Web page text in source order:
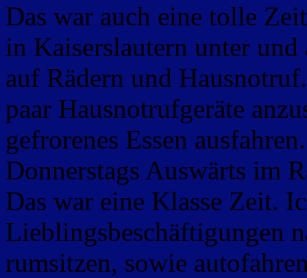
Das war auch eine tolle
in Kaiserslautern unter
auf Rädern und
paar Hausnotrufgeräte
gefrorenes Essen
Donnerstags Auswärts im
Das war eine Klasse Zeit.
Lieblingsbeschäftigungen
rumsitzen, sowie